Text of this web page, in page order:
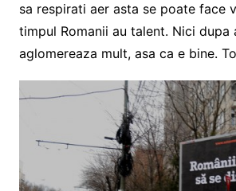
sa respirati aer asta se poate face
timpul Romanii au talent. Nici dupa
aglomereaza mult, asa ca e bine.